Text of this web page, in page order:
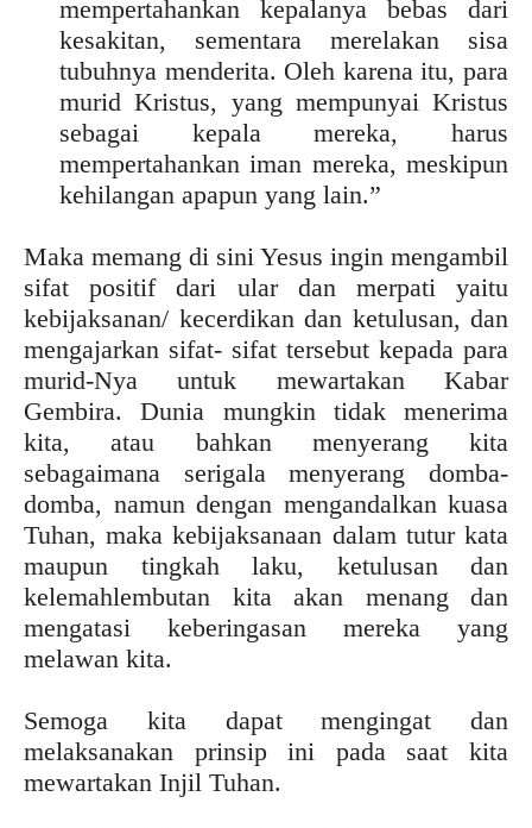
mempertahankan kepalanya bebas dari
kesakitan, sementara merelakan sisa
tubuhnya menderita. Oleh karena itu, para
murid Kristus, yang mempunyai Kristus
sebagai kepala mereka, harus
mempertahankan iman mereka, meskipun
kehilangan apapun yang lain.”
Maka memang di sini Yesus ingin mengambil
sifat positif dari ular dan merpati yaitu
kebijaksanan/ kecerdikan dan ketulusan, dan
mengajarkan sifat- sifat tersebut kepada para
murid-Nya untuk mewartakan Kabar
Gembira. Dunia mungkin tidak menerima
kita, atau bahkan menyerang kita
sebagaimana serigala menyerang domba-
domba, namun dengan mengandalkan kuasa
Tuhan, maka kebijaksanaan dalam tutur kata
maupun tingkah laku, ketulusan dan
kelemahlembutan kita akan menang dan
mengatasi keberingasan mereka yang
melawan kita.
Semoga kita dapat mengingat dan
melaksanakan prinsip ini pada saat kita
mewartakan Injil Tuhan.